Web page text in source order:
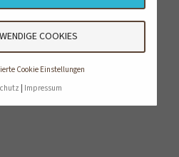
COOKIES
Cookie Einstellungen
Impressum
GmbH